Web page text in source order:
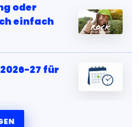
oder
einfach
27 für